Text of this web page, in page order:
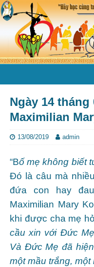
Ngày 14 tháng
Maximilian
13/08/2019 admin
“Bố mẹ không biết
Ðó là câu mà
đứa con hay
Maximilian Mary
khi được cha mẹ
cầu xin với Ðức
Và Ðức Mẹ đã
một mầu trắng,